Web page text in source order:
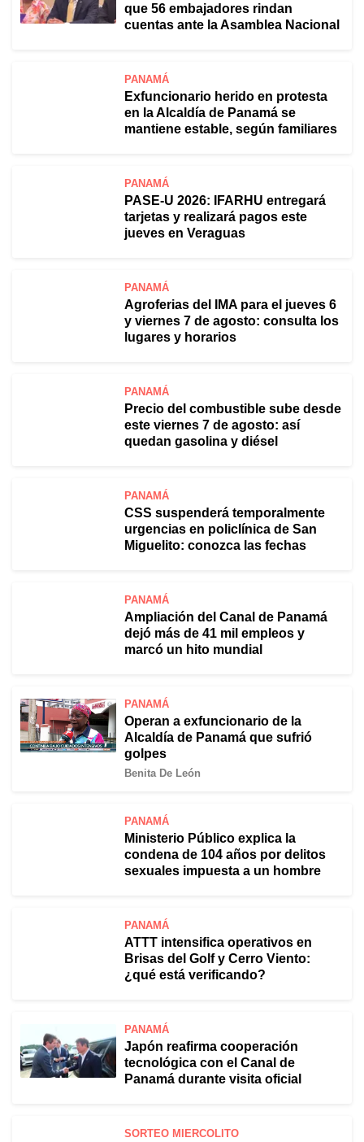
que 56 embajadores rindan
cuentas ante la Asamblea Nacional
PANAMÁ
Exfuncionario herido en protesta
en la Alcaldía de Panamá se
mantiene estable, según familiares
PANAMÁ
PASE-U 2026: IFARHU entregará
tarjetas y realizará pagos este
jueves en Veraguas
PANAMÁ
Agroferias del IMA para el jueves 6
y viernes 7 de agosto: consulta los
lugares y horarios
PANAMÁ
Precio del combustible sube desde
este viernes 7 de agosto: así
quedan gasolina y diésel
PANAMÁ
CSS suspenderá temporalmente
urgencias en policlínica de San
Miguelito: conozca las fechas
PANAMÁ
Ampliación del Canal de Panamá
dejó más de 41 mil empleos y
marcó un hito mundial
PANAMÁ
Operan a exfuncionario de la
Alcaldía de Panamá que sufrió
golpes
Benita De León
PANAMÁ
Ministerio Público explica la
condena de 104 años por delitos
sexuales impuesta a un hombre
PANAMÁ
ATTT intensifica operativos en
Brisas del Golf y Cerro Viento:
¿qué está verificando?
PANAMÁ
Japón reafirma cooperación
tecnológica con el Canal de
Panamá durante visita oficial
SORTEO MIERCOLITO